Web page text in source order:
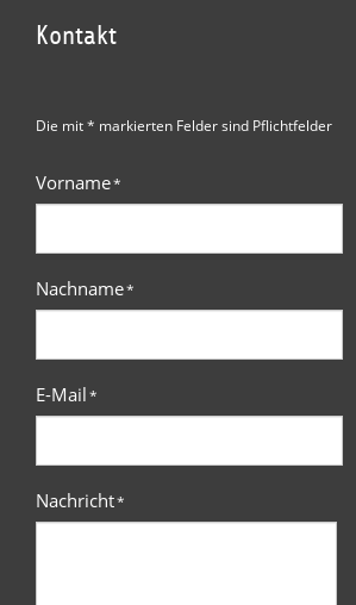
Kontakt
Die mit * markierten Felder sind Pflichtfelder
Vorname*
Nachname*
E-Mail*
Nachricht*